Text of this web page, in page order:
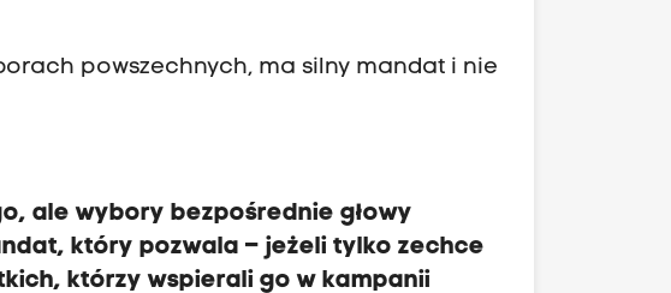
powszechnych, ma silny mandat i nie
ale wybory bezpośrednie głowy
który pozwala – jeżeli tylko zechce
którzy wspierali go w kampanii